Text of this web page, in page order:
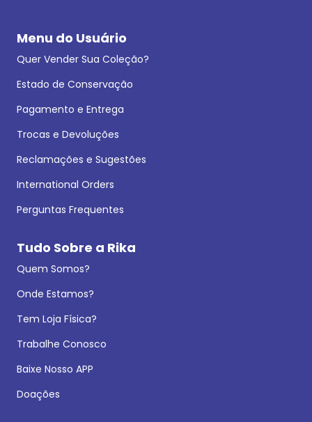
Menu do Usuário
Quer Vender Sua Coleção?
Estado de Conservação
Pagamento e Entrega
Trocas e Devoluções
Reclamações e Sugestões
International Orders
Perguntas Frequentes
Tudo Sobre a Rika
Quem Somos?
Onde Estamos?
Tem Loja Física?
Trabalhe Conosco
Baixe Nosso APP
Doações